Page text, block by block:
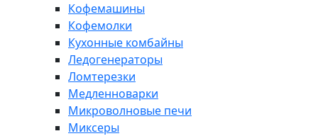
Кофемашины
Кофемолки
Кухонные комбайны
Ледогенераторы
Ломтерезки
Медленноварки
Микроволновые печи
Миксеры